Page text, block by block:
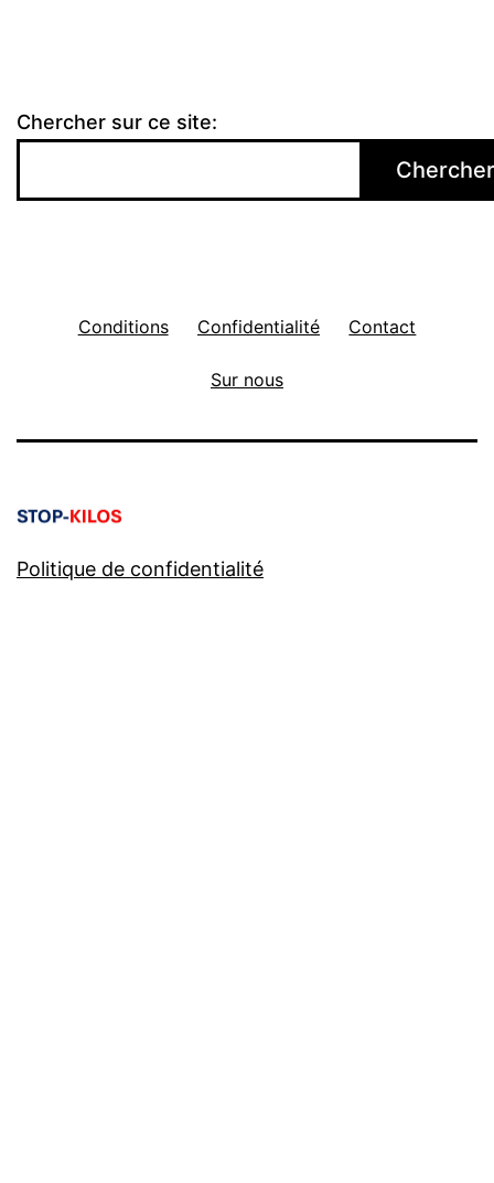
Chercher sur ce site:
Chercher
Conditions Confidentialité Contact
Sur nous
Politique de confidentialité